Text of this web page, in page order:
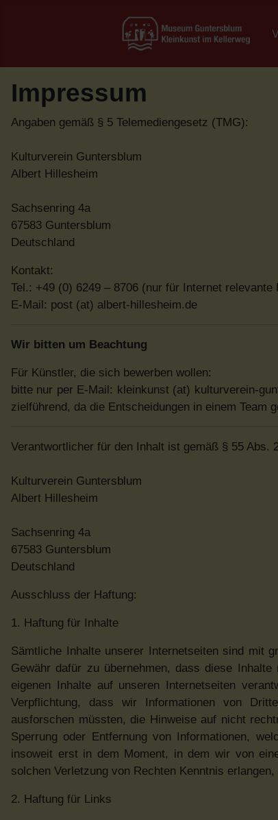
Impressum
Angaben gemäß § 5 Telemediengesetz (TMG):
Kulturverein Guntersblum
Albert Hillesheim
Sachsenring 4a
67583 Guntersblum
Deutschland
Kontakt:
Tel.: +49 (0) 6249 – 8706 (nur für Internet relevante
E-Mail: post (at) albert-hillesheim.de
Wir bitten um Beachtung
Für Künstler, die sich bewerben wollen:
bitte nur per E-Mail: kleinkunst (at) kulturverein-
zielführend, da die Entscheidungen in einem Team
Verantwortlicher für den Inhalt ist gemäß § 55 Abs.
Kulturverein Guntersblum
Albert Hillesheim
Sachsenring 4a
67583 Guntersblum
Deutschland
Ausschluss der Haftung:
1. Haftung für Inhalte
Sämtliche Inhalte unserer Internetseiten sind mit
Gewähr dafür zu übernehmen, dass diese
eigenen Inhalte auf unseren Internetseiten
Verpflichtung, dass wir Informationen von
ausforschen müssten, die Hinweise auf nicht
Sperrung oder Entfernung von Informationen,
insoweit erst in dem Moment, in dem wir von
solchen Verletzung von Rechten Kenntnis
2. Haftung für Links